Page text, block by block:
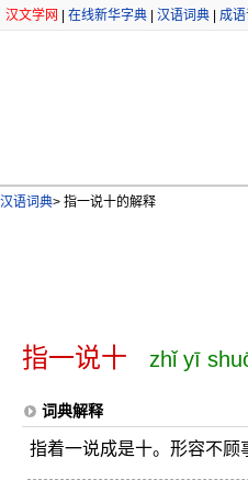
汉文学网 在线新华字典 汉语词典 成
汉语词典> 指一说十的解释
指一说十 zhǐ yī
词典解释
指着一说成是十。形容不顾